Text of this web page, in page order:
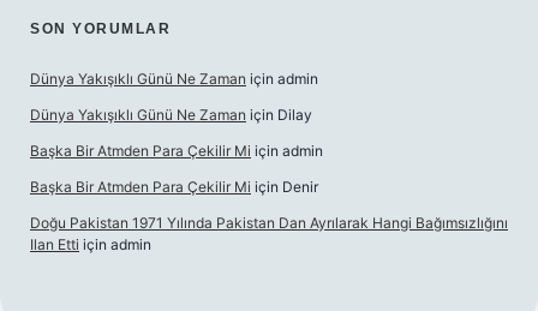
SON YORUMLAR
Dünya Yakışıklı Günü Ne Zaman için admin
Dünya Yakışıklı Günü Ne Zaman için Dilay
Başka Bir Atmden Para Çekilir Mi için admin
Başka Bir Atmden Para Çekilir Mi için Denir
Doğu Pakistan 1971 Yılında Pakistan Dan Ayrılarak Hangi Bağımsızlığını
Ilan Etti için admin